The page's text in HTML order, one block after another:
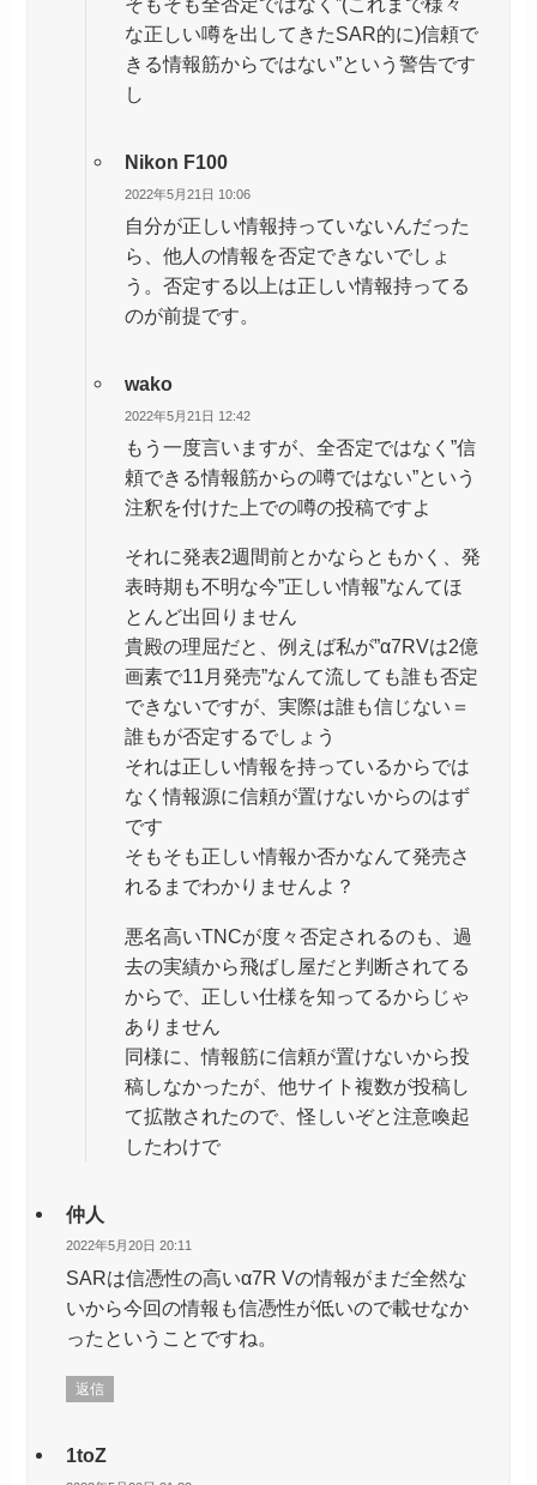
な正しい噂を出してきたSAR的に)信頼で
きる情報筋からではない”という警告です
し
Nikon F100
2022年5月21日 10:06
自分が正しい情報持っていないんだった
ら、他人の情報を否定できないでしょ
う。否定する以上は正しい情報持ってる
のが前提です。
wako
2022年5月21日 12:42
もう一度言いますが、全否定ではなく”信
頼できる情報筋からの噂ではない”という
注釈を付けた上での噂の投稿ですよ
それに発表2週間前とかならともかく、発
表時期も不明な今”正しい情報”なんてほ
とんど出回りません
貴殿の理屈だと、例えば私が”α7RVは2億
画素で11月発売”なんて流しても誰も否定
できないですが、実際は誰も信じない＝
誰もが否定するでしょう
それは正しい情報を持っているからでは
なく情報源に信頼が置けないからのはず
です
そもそも正しい情報か否かなんて発売さ
れるまでわかりませんよ？
悪名高いTNCが度々否定されるのも、過
去の実績から飛ばし屋だと判断されてる
からで、正しい仕様を知ってるからじゃ
ありません
同様に、情報筋に信頼が置けないから投
稿しなかったが、他サイト複数が投稿し
て拡散されたので、怪しいぞと注意喚起
したわけで
仲人
2022年5月20日 20:11
SARは信憑性の高いα7R Vの情報がまだ全然な
いから今回の情報も信憑性が低いので載せなか
ったということですね。
返信
1toZ